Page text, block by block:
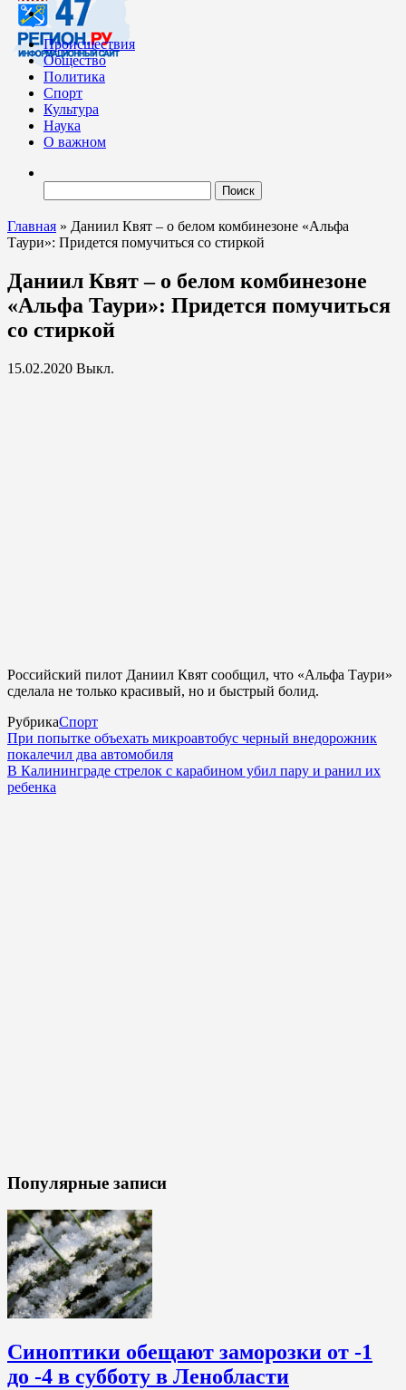
Происшествия
Общество
Политика
Спорт
Культура
Наука
О важном
Главная » Даниил Квят – о белом комбинезоне «Альфа
Таури»: Придется помучиться со стиркой
Даниил Квят – о белом комбинезоне
«Альфа Таури»: Придется помучиться
со стиркой
15.02.2020 Выкл.
Российский пилот Даниил Квят сообщил, что «Альфа Таури»
сделала не только красивый, но и быстрый болид.
РубрикаСпорт
При попытке объехать микроавтобус черный внедорожник
покалечил два автомобиля
В Калининграде стрелок с карабином убил пару и ранил их
ребенка
Популярные записи
Синоптики обещают заморозки от -1
до -4 в субботу в Ленобласти